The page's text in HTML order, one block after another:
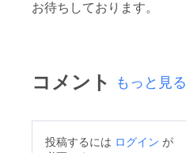
お待ちしております。
コメント もっと見る
投稿するには ログイン が